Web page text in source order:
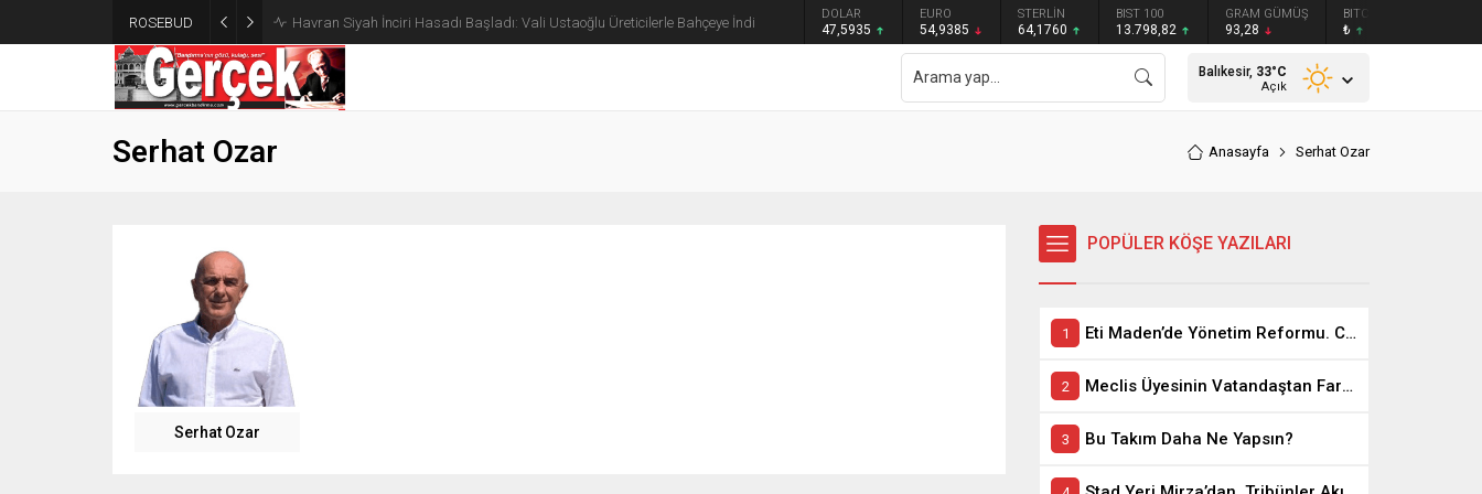
ROSEBUD Havran Siyah İnciri Hasadı Başladı: Vali Ustaoğlu Üreticilerle Bahçeye İndi
GRAM ALTIN
6.465,12
DOLAR
47,5935
EURO
54,9385
STERLİN
64,1760
BIST 100
13.798,82
GRAM GÜMÜŞ
93,28
BITCOIN
₺
Balıkesir, 33°C
Açık
Serhat Ozar Anasayfa Serhat Ozar
Serhat Ozar
POPÜLER KÖŞE YAZILARI
Eti Maden’de Yönetim Reformu. CEO Modeli’nde Kadro / Taşeron İşçilik Ayrımı Kalkıyor
Meclis Üyesinin Vatandaştan Farkı Ne ?
Bu Takım Daha Ne Yapsın?